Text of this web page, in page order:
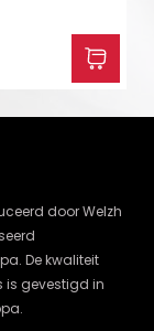
door Welzh
De kwaliteit
is gevestigd in